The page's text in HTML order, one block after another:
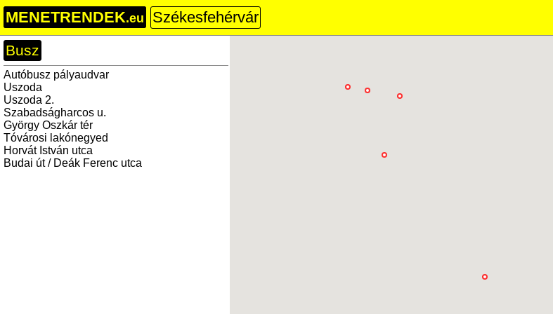
MENETRENDEK.eu Székesfehérvár
Busz
Autóbusz pályaudvar
Uszoda
Uszoda 2.
Szabadságharcos u.
György Oszkár tér
Tóvárosi lakónegyed
Horvát István utca
Budai út / Deák Ferenc utca